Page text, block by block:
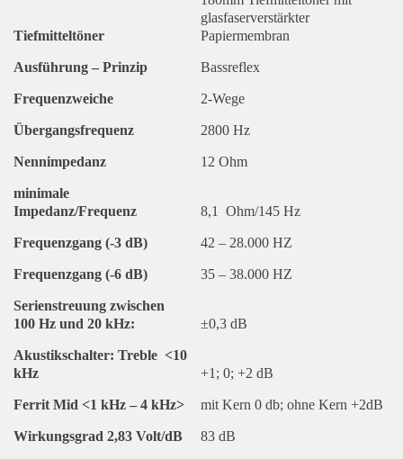
Tiefmitteltöner
glasfaserverstärkter
Papiermembran
Ausführung – Prinzip Bassreflex
Frequenzweiche 2-Wege
Übergangsfrequenz 2800 Hz
Nennimpedanz 12 Ohm
minimale
Impedanz/Frequenz
8,1 Ohm/145 Hz
Frequenzgang (-3 dB) 42 – 28.000 HZ
Frequenzgang (-6 dB) 35 – 38.000 HZ
Serienstreuung zwischen
100 Hz und 20 kHz:
±0,3 dB
Akustikschalter: Treble <10
kHz
+1; 0; +2 dB
Ferrit Mid <1 kHz – 4 kHz> mit Kern 0 db; ohne Kern +2dB
Wirkungsgrad 2,83 Volt/dB 83 dB